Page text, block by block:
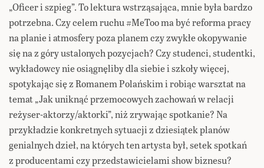
„Oficer i szpieg”. To lektura wstrząsająca, mnie była bardzo
potrzebna. Czy celem ruchu #MeToo ma być reforma pracy
na planie i atmosfery poza planem czy zwykłe okopywanie
się na z góry ustalonych pozycjach? Czy studenci, studentki,
wykładowcy nie osiągnęliby dla siebie i szkoły więcej,
spotykając się z Romanem Polańskim i robiąc warsztat na
temat „Jak uniknąć przemocowych zachowań w relacji
reżyser-aktorzy/aktorki”, niż zrywając spotkanie? Na
przykładzie konkretnych sytuacji z dziesiątek planów
genialnych dzieł, na których ten artysta był, setek spotkań
z producentami czy przedstawicielami show biznesu?